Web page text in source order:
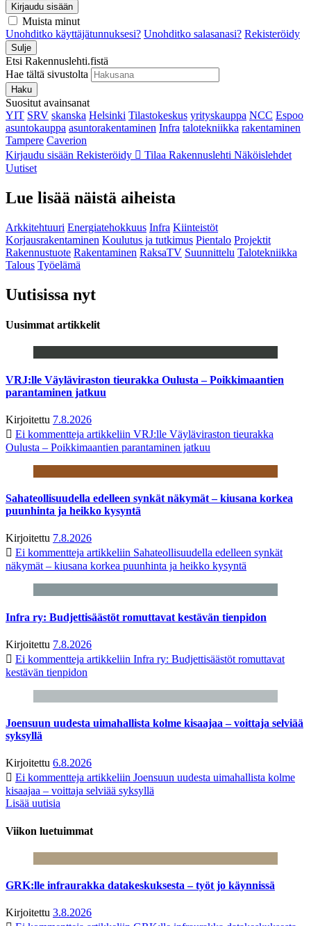
Kirjaudu sisään
Muista minut
Unohditko käyttäjätunnuksesi? Unohditko salasanasi? Rekisteröidy
Sulje
Etsi Rakennuslehti.fistä
Hae tältä sivustolta
Haku
Suositut avainsanat
YIT SRV skanska Helsinki Tilastokeskus yrityskauppa NCC Espoo
asuntokauppa asuntorakentaminen Infra talotekniikka rakentaminen
Tampere Caverion
Kirjaudu sisään Rekisteröidy Tilaa Rakennuslehti Näköislehdet
Uutiset
Lue lisää näistä aiheista
Arkkitehtuuri Energiatehokkuus Infra Kiinteistöt
Korjausrakentaminen Koulutus ja tutkimus Pientalo Projektit
Rakennustuote Rakentaminen RaksaTV Suunnittelu Talotekniikka
Talous Työelämä
Uutisissa nyt
Uusimmat artikkelit
VRJ:lle Väyläviraston tieurakka Oulusta – Poikkimaantien
parantaminen jatkuu
Kirjoitettu 7.8.2026
Ei kommentteja artikkeliin VRJ:lle Väyläviraston tieurakka
Oulusta – Poikkimaantien parantaminen jatkuu
Sahateollisuudella edelleen synkät näkymät – kiusana korkea
puunhinta ja heikko kysyntä
Kirjoitettu 7.8.2026
Ei kommentteja artikkeliin Sahateollisuudella edelleen synkät
näkymät – kiusana korkea puunhinta ja heikko kysyntä
Infra ry: Budjettisäästöt romuttavat kestävän tienpidon
Kirjoitettu 7.8.2026
Ei kommentteja artikkeliin Infra ry: Budjettisäästöt romuttavat
kestävän tienpidon
Joensuun uudesta uimahallista kolme kisaajaa – voittaja selviää
syksyllä
Kirjoitettu 6.8.2026
Ei kommentteja artikkeliin Joensuun uudesta uimahallista kolme
kisaajaa – voittaja selviää syksyllä
Lisää uutisia
Viikon luetuimmat
GRK:lle infraurakka datakeskuksesta – työt jo käynnissä
Kirjoitettu 3.8.2026